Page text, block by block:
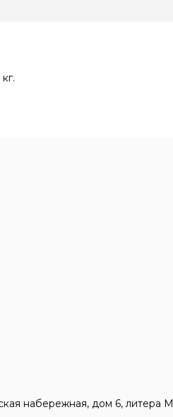
набережная, дом 6, литера М